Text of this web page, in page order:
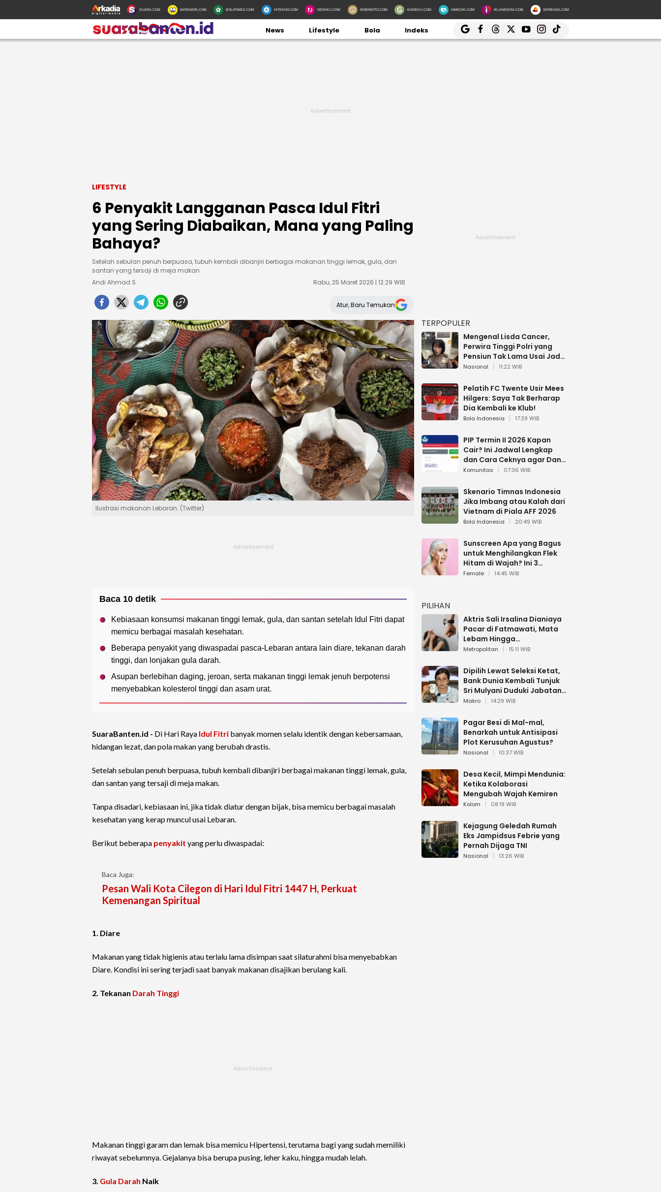
SUARA.COM MATAMATA.COM BOLATIMES.COM HITEKNO.COM DEWIKU.COM MOBIMOTO.COM GUIDEKU.COM HIMEDIK.COM IKLANDISINI.COM SERBADA.COM
News Lifestyle Bola Indeks
LIFESTYLE
6 Penyakit Langganan Pasca Idul Fitri
yang Sering Diabaikan, Mana yang Paling
Bahaya?
Setelah sebulan penuh berpuasa, tubuh kembali dibanjiri berbagai makanan tinggi lemak, gula, dan
santan yang tersaji di meja makan.
Andi Ahmad S
Rabu, 25 Maret 2026 | 12:29 WIB
Atur, Baru Temukan
Ilustrasi makanan Lebaran. (Twitter)
Baca 10 detik
Kebiasaan konsumsi makanan tinggi lemak, gula, dan santan setelah Idul Fitri dapat
memicu berbagai masalah kesehatan.
Beberapa penyakit yang diwaspadai pasca-Lebaran antara lain diare, tekanan darah
tinggi, dan lonjakan gula darah.
Asupan berlebihan daging, jeroan, serta makanan tinggi lemak jenuh berpotensi
menyebabkan kolesterol tinggi dan asam urat.
SuaraBanten.id - Di Hari Raya Idul Fitri banyak momen selalu identik dengan kebersamaan,
hidangan lezat, dan pola makan yang berubah drastis.
Setelah sebulan penuh berpuasa, tubuh kembali dibanjiri berbagai makanan tinggi lemak, gula,
dan santan yang tersaji di meja makan.
Tanpa disadari, kebiasaan ini, jika tidak diatur dengan bijak, bisa memicu berbagai masalah
kesehatan yang kerap muncul usai Lebaran.
Berikut beberapa penyakit yang perlu diwaspadai:
Baca Juga:
Pesan Wali Kota Cilegon di Hari Idul Fitri 1447 H, Perkuat
Kemenangan Spiritual
1. Diare
Makanan yang tidak higienis atau terlalu lama disimpan saat silaturahmi bisa menyebabkan
Diare. Kondisi ini sering terjadi saat banyak makanan disajikan berulang kali.
2. Tekanan Darah Tinggi
Makanan tinggi garam dan lemak bisa memicu Hipertensi, terutama bagi yang sudah memiliki
riwayat sebelumnya. Gejalanya bisa berupa pusing, leher kaku, hingga mudah lelah.
3. Gula Darah Naik
TERPOPULER
Mengenal Lisda Cancer,
Perwira Tinggi Polri yang
Pensiun Tak Lama Usai Jadi
Brigjen
Nasional 11:22 WIB
Pelatih FC Twente Usir Mees
Hilgers: Saya Tak Berharap
Dia Kembali ke Klub!
Bola Indonesia 17:39 WIB
PIP Termin II 2026 Kapan
Cair? Ini Jadwal Lengkap
dan Cara Ceknya agar Dana
Tidak Hangus!
Komunitas 07:36 WIB
Skenario Timnas Indonesia
Jika Imbang atau Kalah dari
Vietnam di Piala AFF 2026
Bola Indonesia 20:49 WIB
Sunscreen Apa yang Bagus
untuk Menghilangkan Flek
Hitam di Wajah? Ini 3
Rekomendasi sesuai Review
Female 14:45 WIB
PILIHAN
Aktris Sali Irsalina Dianiaya
Pacar di Fatmawati, Mata
Lebam Hingga
Diselamatkan Polantas
Metropolitan 15:11 WIB
Dipilih Lewat Seleksi Ketat,
Bank Dunia Kembali Tunjuk
Sri Mulyani Duduki Jabatan
Strategis
Makro 14:29 WIB
Pagar Besi di Mal-mal,
Benarkah untuk Antisipasi
Plot Kerusuhan Agustus?
Nasional 10:37 WIB
Desa Kecil, Mimpi Mendunia:
Ketika Kolaborasi
Mengubah Wajah Kemiren
Kolom 08:19 WIB
Kejagung Geledah Rumah
Eks Jampidsus Febrie yang
Pernah Dijaga TNI
Nasional 13:26 WIB